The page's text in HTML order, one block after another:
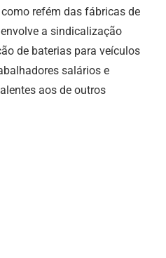
refém das fábricas de
a sindicalização
de baterias para veículos
salários e
aos de outros